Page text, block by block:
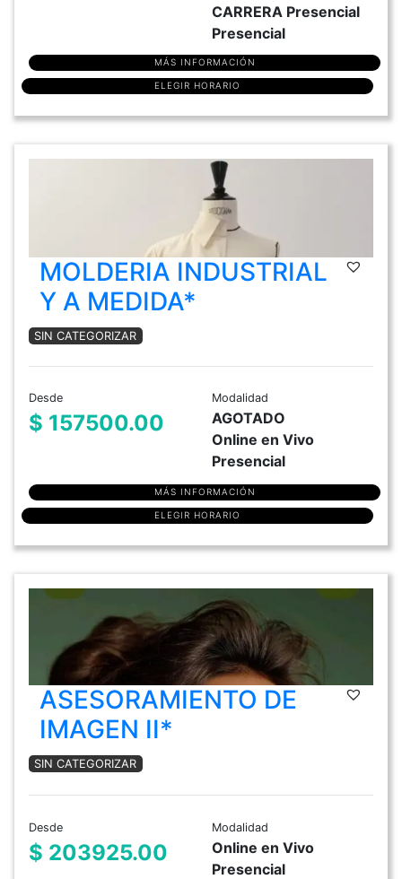
CARRERA Presencial
Presencial
MÁS INFORMACIÓN
ELEGIR HORARIO
MOLDERIA INDUSTRIAL
Y A MEDIDA*
SIN CATEGORIZAR
Desde
$ 157500.00
Modalidad
AGOTADO
Online en Vivo
Presencial
MÁS INFORMACIÓN
ELEGIR HORARIO
ASESORAMIENTO DE
IMAGEN II*
SIN CATEGORIZAR
Desde
$ 203925.00
Modalidad
Online en Vivo
Presencial